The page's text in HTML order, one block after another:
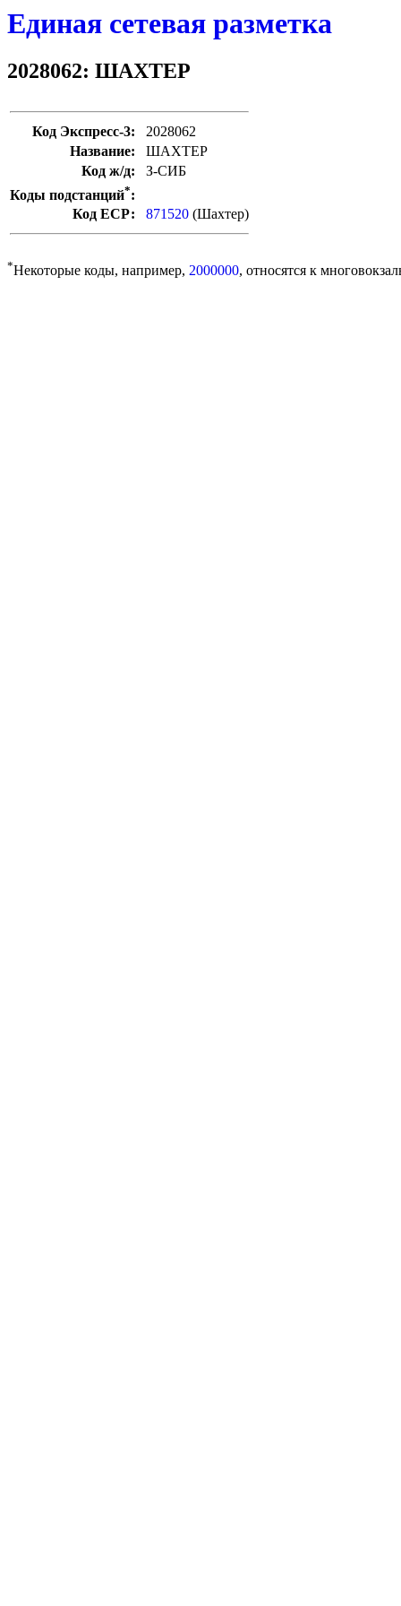
Единая сетевая разметка
2028062: ШАХТЕР
Код Экспресс-3:
2028062
Название:
ШАХТЕР
Код ж/д:
З-СИБ
Коды подстанций*:
Код ЕСР:
871520 (Шахтер)
*Некоторые коды, например, 2000000, относятся к